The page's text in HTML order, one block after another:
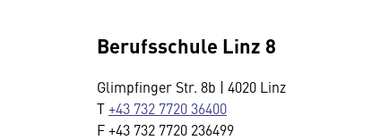
Berufsschule Linz 8
Glimpfinger Str. 8b | 4020 Linz
T+43 732 7720 36400
F +43 732 7720 236499